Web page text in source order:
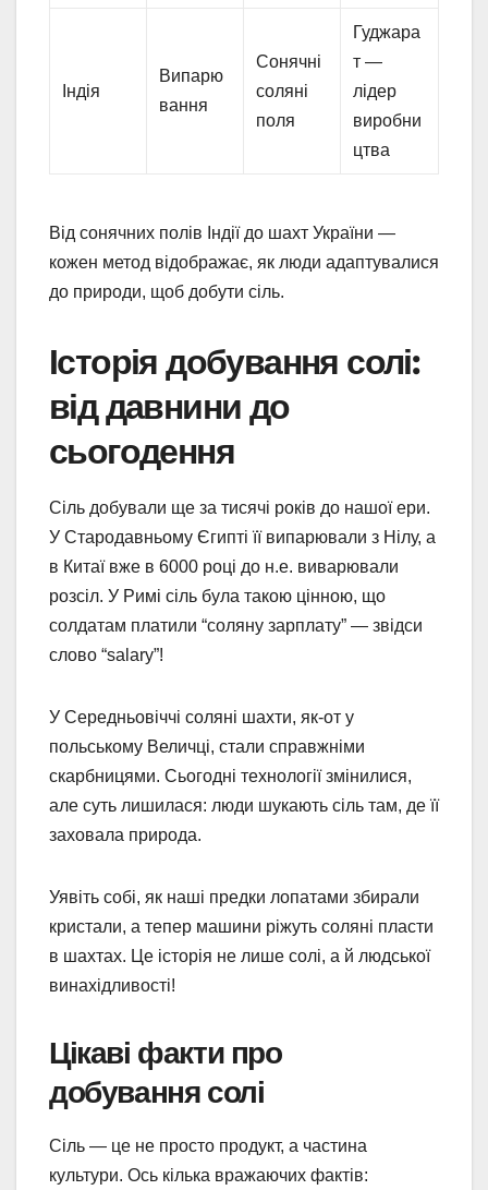
Індія
Випарю
вання
Сонячні
соляні
поля
Гуджара
т —
лідер
виробни
цтва
Від сонячних полів Індії до шахт України —
кожен метод відображає, як люди адаптувалися
до природи, щоб добути сіль.
Історія добування солі:
від давнини до
сьогодення
Сіль добували ще за тисячі років до нашої ери.
У Стародавньому Єгипті її випарювали з Нілу, а
в Китаї вже в 6000 році до н.е. виварювали
розсіл. У Римі сіль була такою цінною, що
солдатам платили “соляну зарплату” — звідси
слово “salary”!
У Середньовіччі соляні шахти, як-от у
польському Величці, стали справжніми
скарбницями. Сьогодні технології змінилися,
але суть лишилася: люди шукають сіль там, де її
заховала природа.
Уявіть собі, як наші предки лопатами збирали
кристали, а тепер машини ріжуть соляні пласти
в шахтах. Це історія не лише солі, а й людської
винахідливості!
Цікаві факти про
добування солі
Сіль — це не просто продукт, а частина
культури. Ось кілька вражаючих фактів: